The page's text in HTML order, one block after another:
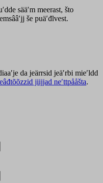
sääʹm meerast, što
še puäʹđlvest.
da jeärrsid jeäʹrbi mieʹldd
jiijjad neʹttpååšta.